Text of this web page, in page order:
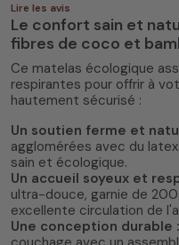
5/5(5 avis)
Lire les avis
Le confort sain et
fibres de coco et
Ce matelas écologique
respirantes pour offrir à
hautement sécurisé :
Un soutien ferme et
agglomérées avec du
sain et écologique.
Un accueil soyeux et
ultra-douce, garnie de
excellente circulation de
Une conception durable :